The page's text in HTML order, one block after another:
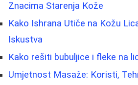
Znacima Starenja Kože
Kako Ishrana Utiče na Kožu
Iskustva
Kako rešiti bubuljice i fleke na
Umjetnost Masaže: Koristi,